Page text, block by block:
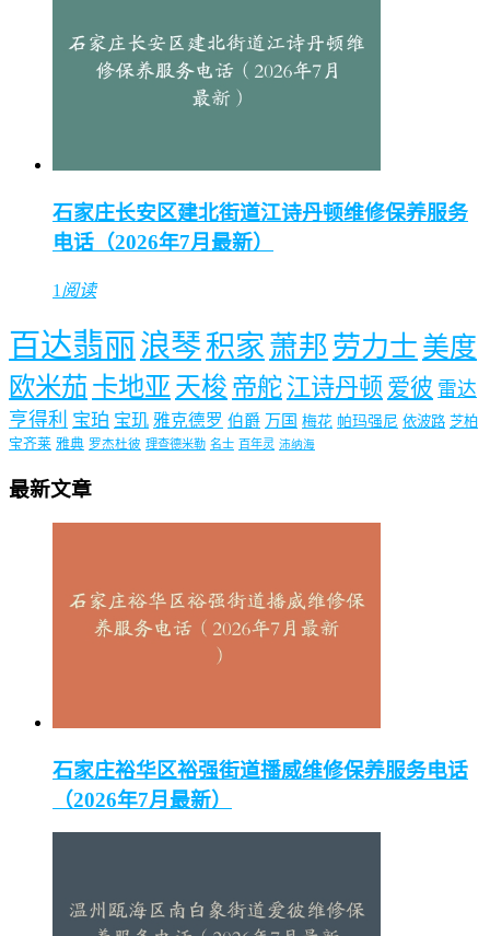
石家庄长安区建北街道江诗丹顿维修保养服务
电话（2026年7月最新）
1 阅读
百达翡丽浪琴 积家 萧邦 劳力士 美度
欧米茄 卡地亚 天梭 帝舵 江诗丹顿 爱彼 雷达
亨得利 宝珀 宝玑 雅克德罗 伯爵 万国 梅花 帕玛强尼 依波路 芝柏
宝齐莱 雅典 罗杰杜彼 理查德米勒 名士 百年灵 沛纳海
最新文章
石家庄裕华区裕强街道播威维修保养服务电话
（2026年7月最新）